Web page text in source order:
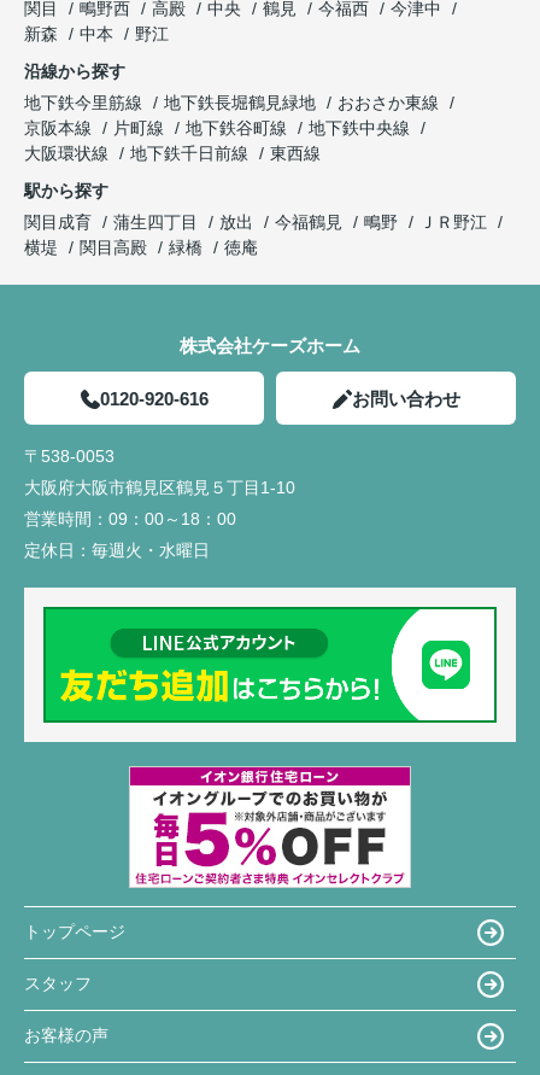
関目
鴫野西 高殿 中央 鶴見 今福西
今津中
新森
中本
野江
沿線から探す
地下鉄今里筋線
地下鉄長堀鶴見緑地
おおさか東線
京阪本線
片町線 地下鉄谷町線
地下鉄中央線
大阪環状線
地下鉄千日前線
東西線
駅から探す
関目成育
蒲生四丁目 放出 今福鶴見 鴫野
ＪＲ野江
横堤
関目高殿 緑橋 徳庵
株式会社ケーズホーム
0120-920-616 お問い合わせ
〒538-0053
大阪府大阪市鶴見区鶴見５丁目1-10
営業時間： 09：00～18：00
定休日： 毎週火・水曜日
トップページ
スタッフ
お客様の声